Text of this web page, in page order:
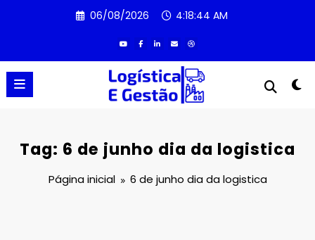
06/08/2026 4:18:45 AM
Tag: 6 de junho dia da logistica
Página inicial 6 de junho dia da logistica